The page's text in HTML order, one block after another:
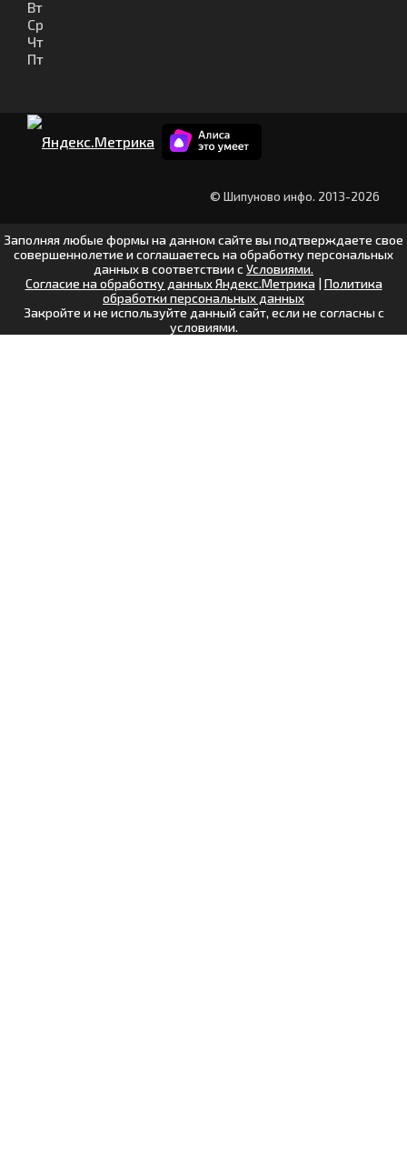
Вт
Ср
Чт
Пт
© Шипуново инфо. 2013-2026
Заполняя любые формы на данном сайте вы подтверждаете свое
совершеннолетие и соглашаетесь на обработку персональных
данных в соответствии сУсловиями.
Согласие на обработку данных Яндекс.Метрика| Политика
обработки персональных данных
Закройте и не используйте данный сайт, если не согласны с
условиями.